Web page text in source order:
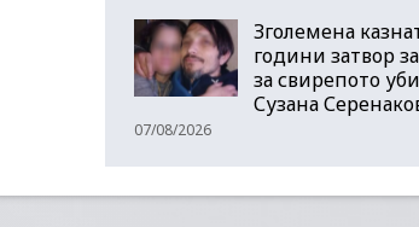
Зголемена
години затвор
за свирепото
Сузана
07/08/2026